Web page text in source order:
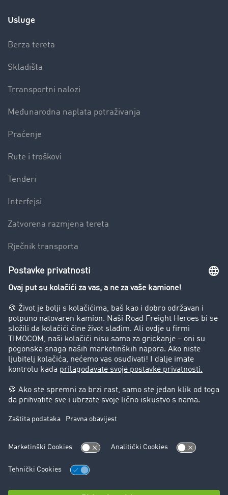
Usluge
Berza tereta
Skladišta
Trransportni nalozi
Međunarodna naplata potraživanja
Praćenje
Rute i troškovi
Tenderi
Interfejsi
Zatvorena razmjena tereta
Rječnik transporta
Preduzeće
Success Stories
Korisnici preporučuju korisnike
Blog
Zabrane vožnje za kamione
Pravni
Impresum